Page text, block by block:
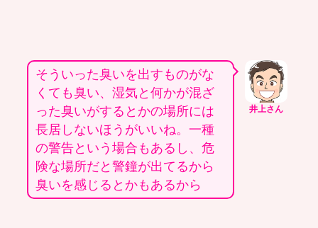
井上さん
そういった臭いを出すものがな
くても臭い、湿気と何かが混ざ
った臭いがするとかの場所には
長居しないほうがいいね。一種
の警告という場合もあるし、危
険な場所だと警鐘が出てるから
臭いを感じるとかもあるから